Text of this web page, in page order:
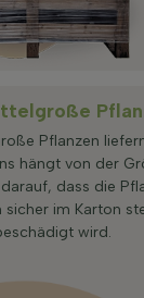
Pflanzen
hängt von der
dass die
sicher im Karton
wird.